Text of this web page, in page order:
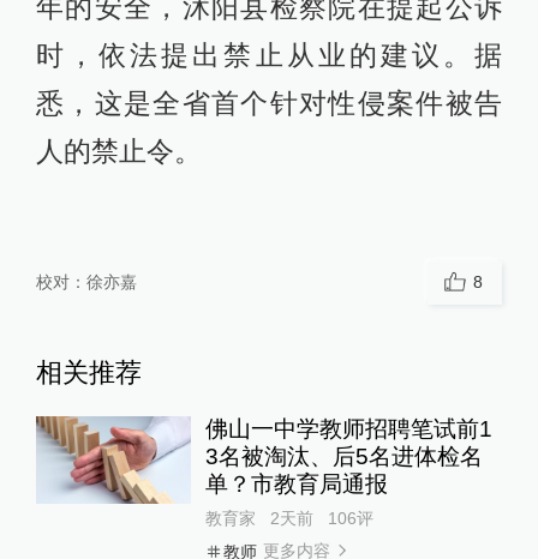
年的安全，沭阳县检察院在提起公诉
时，依法提出禁止从业的建议。据
悉，这是全省首个针对性侵案件被告
人的禁止令。
校对： 徐亦嘉 8
相关推荐
佛山一中学教师招聘笔试前1
3名被淘汰、后5名进体检名
单？市教育局通报
教育家 2天前 106评
教师 更多内容